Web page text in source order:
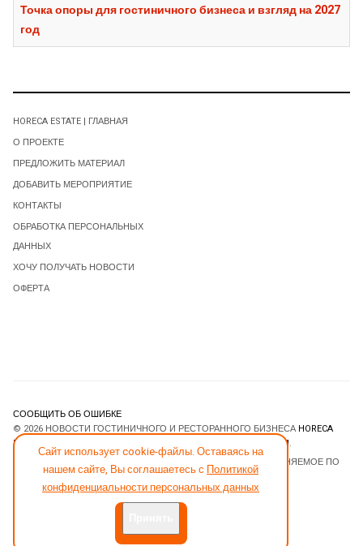
Точка опоры для гостиничного бизнеса и взгляд на 2027
год
Сайт использует cookie-файлы. Оставаясь на
нашем сайте, Вы соглашаетесь с Политикой
конфиденциальности персональных данных
HORECA ESTATE | ГЛАВНАЯ
О ПРОЕКТЕ
ПРЕДЛОЖИТЬ МАТЕРИАЛ
ДОБАВИТЬ МЕРОПРИЯТИЕ
КОНТАКТЫ
ОБРАБОТКА ПЕРСОНАЛЬНЫХ
ДАННЫХ
ХОЧУ ПОЛУЧАТЬ НОВОСТИ
ОФЕРТА
СООБЩИТЬ ОБ ОШИБКЕ
© 2026 НОВОСТИ ГОСТИНИЧНОГО И РЕСТОРАННОГО БИЗНЕСА HORECA
ESTATE
JOOMLART.COM.
- ПРОГРАММНОЕ ОБЕСПЕЧЕНИЕ, РАСПРОСТРАНЯЕМОЕ ПО
ЛИЦЕНЗИИGNU GENERAL PUBLIC LICENSE